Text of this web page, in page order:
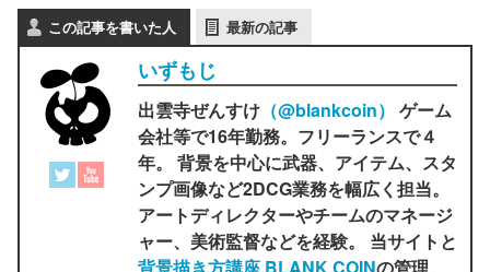
この記事を書いた人 最新の記事
いずもじ
出雲寺ぜんすけ （‎@blankcoin） ゲーム
会社等で16年勤務。フリーランスで４
年。 背景を中心に武器、アイテム、スタ
ンプ画像など2DCG業務を幅広く担当。
アートディレクターやチームのマネージ
ャー、美術監督などを経験。 当サイトと